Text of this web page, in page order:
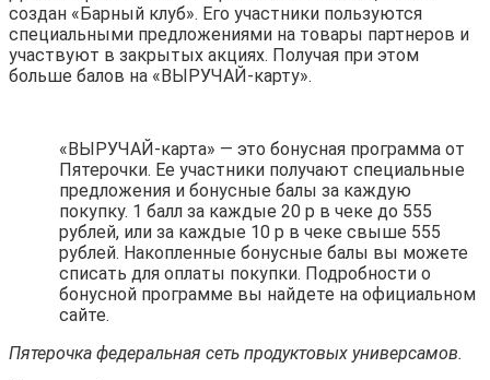
создан «Барный клуб». Его участники пользуются
специальными предложениями на товары партнеров и
участвуют в закрытых акциях. Получая при этом
больше балов на «ВЫРУЧАЙ-карту».
«ВЫРУЧАЙ-карта» — это бонусная программа от
Пятерочки. Ее участники получают специальные
предложения и бонусные балы за каждую
покупку. 1 балл за каждые 20 р в чеке до 555
рублей, или за каждые 10 р в чеке свыше 555
рублей. Накопленные бонусные балы вы можете
списать для оплаты покупки. Подробности о
бонусной программе вы найдете на официальном
сайте.
Пятерочка федеральная сеть продуктовых универсамов.